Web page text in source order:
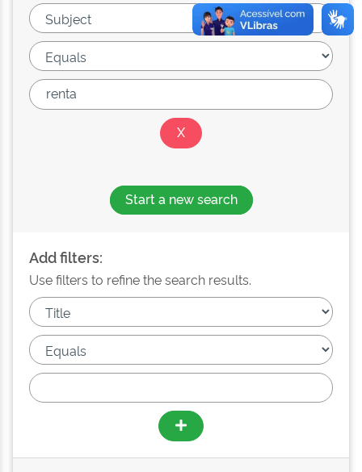
Start a new search
Add filters:
Use filters to refine the search results.